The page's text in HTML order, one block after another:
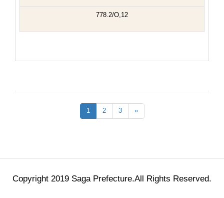
778.2/O,12
1 2 3 »
Copyright 2019 Saga Prefecture.All Rights Reserved.